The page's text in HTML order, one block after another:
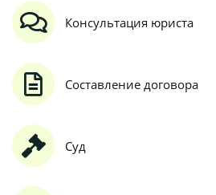
Консультация юриста
Составление договора
Суд